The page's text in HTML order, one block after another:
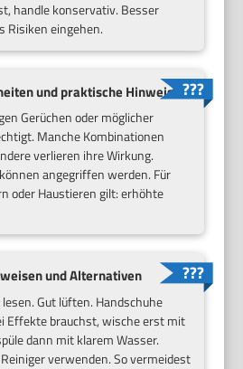
handle konservativ. Besser
Risiken eingehen.
und praktische Hinweise
Gerüchen oder möglicher
Manche Kombinationen
verlieren ihre Wirkung.
angegriffen werden. Für
oder Haustieren gilt: erhöhte
und Alternativen
Gut lüften. Handschuhe
Effekte brauchst, wische erst mit
dann mit klarem Wasser.
verwenden. So vermeidest